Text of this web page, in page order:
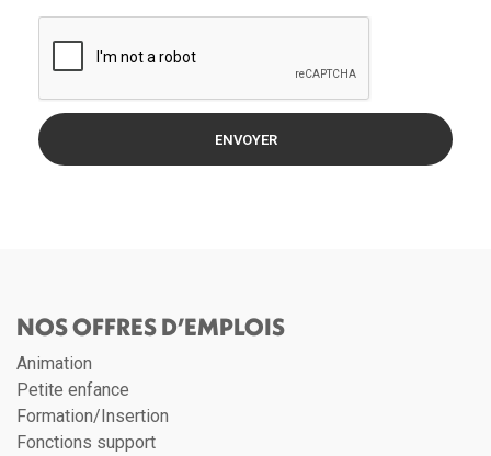
ENVOYER
NOS OFFRES D’EMPLOIS
Animation
Petite enfance
Formation/Insertion
Fonctions support